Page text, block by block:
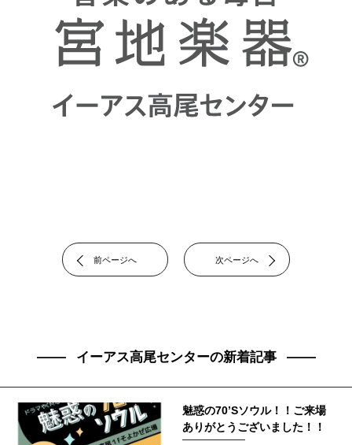
前ページへ 次ページへ
イーアス高尾センターの新着記事
魅惑の70’Sソウル！！ご来場
ありがとうございました！！